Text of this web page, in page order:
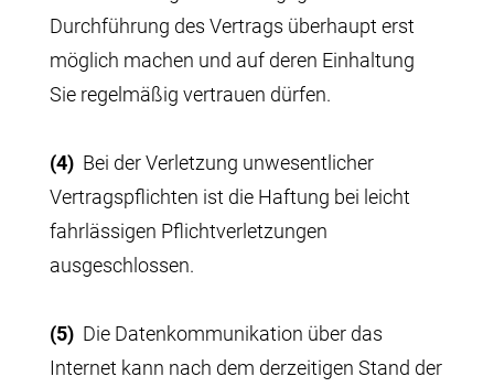
Durchführung des Vertrags überhaupt erst
möglich machen und auf deren Einhaltung
Sie regelmäßig vertrauen dürfen.
(4)Bei der Verletzung unwesentlicher
Vertragspflichten ist die Haftung bei leicht
fahrlässigen Pflichtverletzungen
ausgeschlossen.
(5)Die Datenkommunikation über das
Internet kann nach dem derzeitigen Stand der